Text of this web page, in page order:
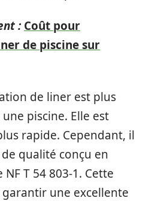
: Coût pour
de piscine sur
de liner est plus
piscine. Elle est
rapide. Cependant, il
qualité conçu en
T 54 803-1. Cette
une excellente